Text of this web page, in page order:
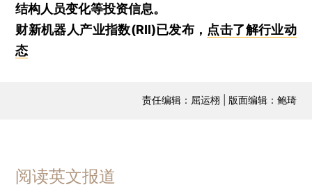
结构人员变化等投资信息。
财新机器人产业指数(RII)已发布， 点击了解行业动
态
责任编辑：屈运栩 | 版面编辑：鲍琦
阅读英文报道